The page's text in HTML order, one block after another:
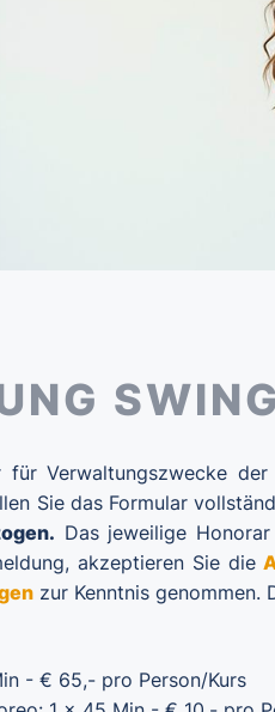
für Verwaltungszwecke
Sie das Formular
Das jeweilige
akzeptieren Sie die
zur Kenntnis genommen.
- € 65,- pro Person/Kurs